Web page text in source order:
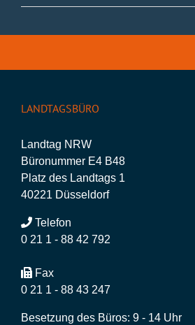
LANDTAGSBÜRO
Landtag NRW
Büronummer E4 B48
Platz des Landtags 1
40221 Düsseldorf
Telefon
0 21 1 - 88 42 792
Fax
0 21 1 - 88 43 247
Besetzung des Büros: 9 - 14 Uhr